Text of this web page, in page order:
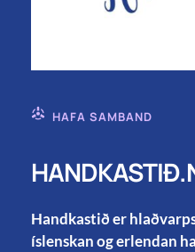
HAFA SAMBAND
Handkastið er
íslenskan og erlendan